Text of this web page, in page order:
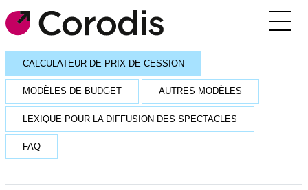
Agenda
Outils pratiques
Annuaire
CALCULATEUR DE PRIX DE CESSION
MODÈLES DE BUDGET AUTRES MODÈLES
LEXIQUE POUR LA DIFFUSION DES SPECTACLES
FAQ